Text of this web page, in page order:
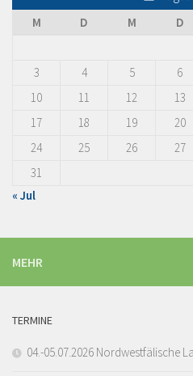
M
D M D
3
4 5 6
10
11 12 13
17
18 19 20
24
25 26 27
31
« Jul
MEHR
TERMINE
04.-05.07.2026 Nordwestfälische